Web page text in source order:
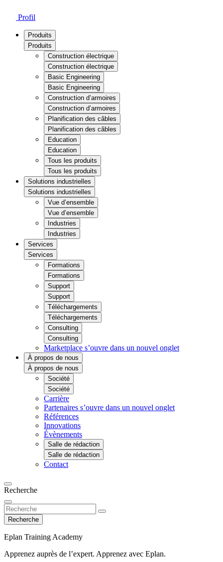
Profil
Produits
Produits
Construction électrique
Construction électrique
Basic Engineering
Basic Engineering
Construction d’armoires
Construction d’armoires
Planification des câbles
Planification des câbles
Education
Education
Tous les produits
Tous les produits
Solutions industrielles
Solutions industrielles
Vue d’ensemble
Vue d’ensemble
Industries
Industries
Services
Services
Formations
Formations
Support
Support
Téléchargements
Téléchargements
Consulting
Consulting
Marketplace s’ouvre dans un nouvel onglet
À propos de nous
À propos de nous
Société
Société
Carrière
Partenaires s’ouvre dans un nouvel onglet
Références
Innovations
Évènements
Salle de rédaction
Salle de rédaction
Contact
Recherche
Recherche
Eplan Training Academy
Apprenez auprès de l’expert. Apprenez avec Eplan.